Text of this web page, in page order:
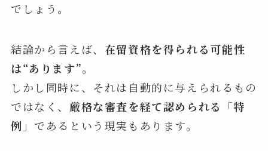
でしょう。
結論から言えば、 在留資格を得られる可能性
は“あります”。
しかし同時に、それは自動的に与えられるもの
ではなく、 厳格な審査を経て認められる「特
例」 であるという現実もあります。